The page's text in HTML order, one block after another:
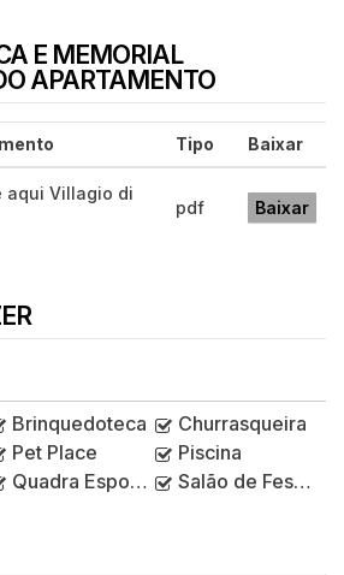
E MEMORIAL
APARTAMENTO
Tipo Baixar
aqui Villagio di
pdf Baixar
Brinquedoteca
Churrasqueira
Pet Place
Piscina
Quadra Esportiva
Salão de Festas